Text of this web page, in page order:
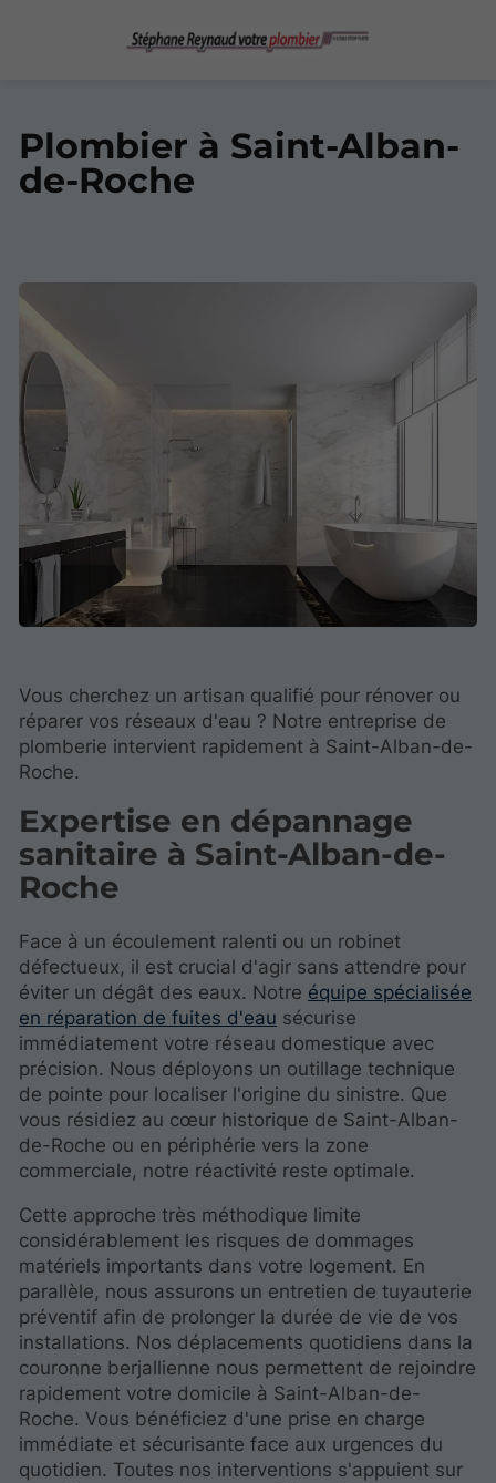
Plombier à Saint-Alban-
de-Roche
Vous cherchez un artisan qualifié pour rénover ou
réparer vos réseaux d'eau ? Notre entreprise de
plomberie intervient rapidement à Saint-Alban-de-
Roche.
Expertise en dépannage
sanitaire à Saint-Alban-de-
Roche
Face à un écoulement ralenti ou un robinet
défectueux, il est crucial d'agir sans attendre pour
éviter un dégât des eaux. Notre équipe spécialisée
en réparation de fuites d'eau sécurise
immédiatement votre réseau domestique avec
précision. Nous déployons un outillage technique
de pointe pour localiser l'origine du sinistre. Que
vous résidiez au cœur historique de Saint-Alban-
de-Roche ou en périphérie vers la zone
commerciale, notre réactivité reste optimale.
Cette approche très méthodique limite
considérablement les risques de dommages
matériels importants dans votre logement. En
parallèle, nous assurons un entretien de tuyauterie
préventif afin de prolonger la durée de vie de vos
installations. Nos déplacements quotidiens dans la
couronne berjallienne nous permettent de rejoindre
rapidement votre domicile à Saint-Alban-de-
Roche. Vous bénéficiez d'une prise en charge
immédiate et sécurisante face aux urgences du
quotidien. Toutes nos interventions s'appuient sur